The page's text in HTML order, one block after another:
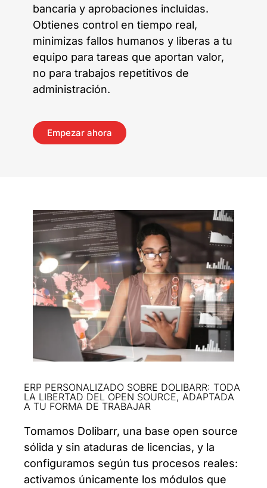
bancaria y aprobaciones incluidas.
Obtienes control en tiempo real,
minimizas fallos humanos y liberas a tu
equipo para tareas que aportan valor,
no para trabajos repetitivos de
administración.
Empezar ahora
ERP PERSONALIZADO SOBRE DOLIBARR: TODA
LA LIBERTAD DEL OPEN SOURCE, ADAPTADA
A TU FORMA DE TRABAJAR
Tomamos Dolibarr, una base open source
sólida y sin ataduras de licencias, y la
configuramos según tus procesos reales:
activamos únicamente los módulos que